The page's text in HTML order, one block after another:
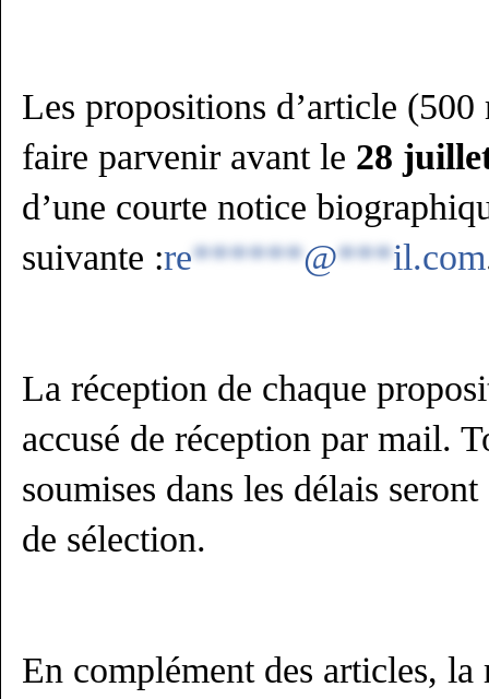
Les propositions d’article
faire parvenir avant le 28
d’une courte notice
suivante :re******@***il.com
La réception de chaque
accusé de réception par mail.
soumises dans les délais
de sélection.
En complément des articles, la